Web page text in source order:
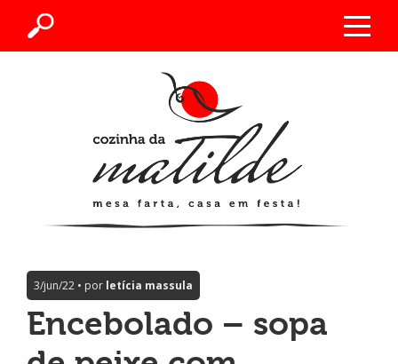
3/jun/22 • por letícia massula
Encebolado – sopa